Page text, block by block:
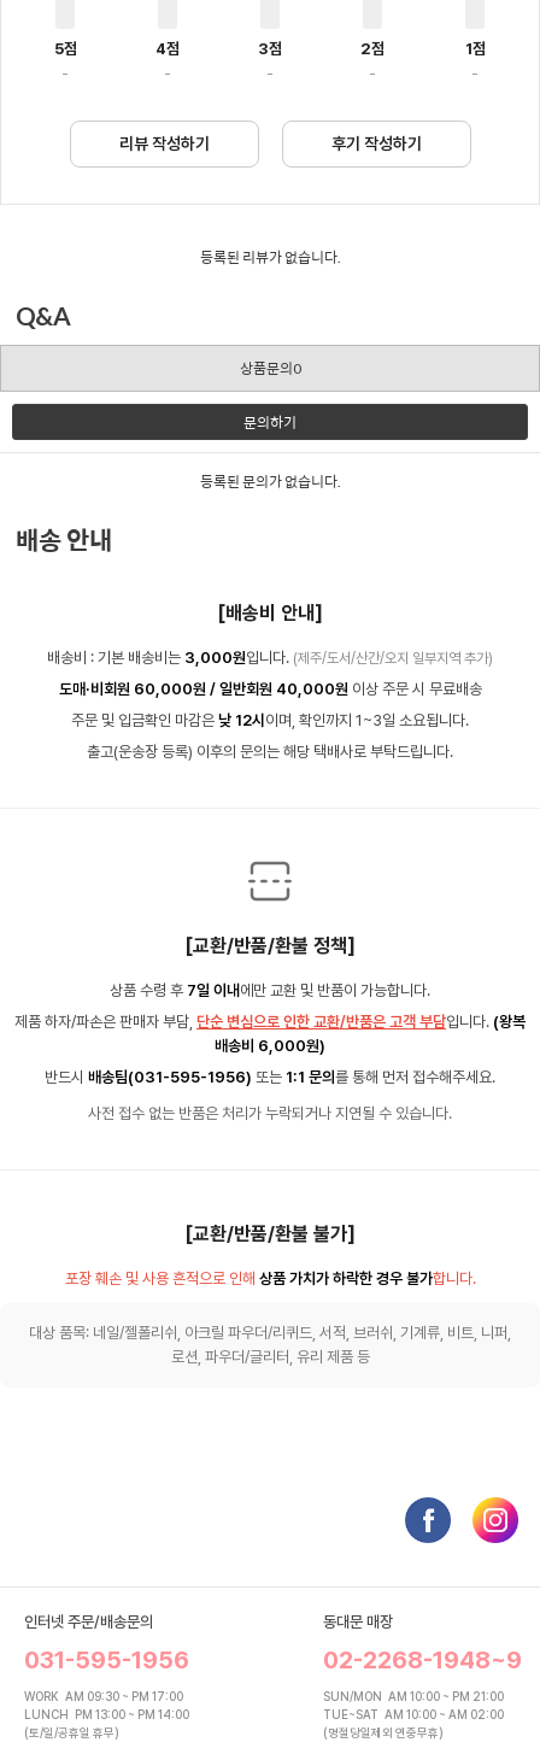
5점
-
4점
-
3점
-
2점
-
1점
-
리뷰 작성하기 후기 작성하기
등록된 리뷰가 없습니다.
Q&A
상품문의0
문의하기
등록된 문의가 없습니다.
배송 안내
[배송비 안내]
배송비 : 기본 배송비는 3,000원입니다. (제주/도서/산간/오지 일부지역 추가)
도매·비회원 60,000원 / 일반회원 40,000원 이상 주문 시 무료배송
주문 및 입금확인 마감은 낮 12시 이며, 확인까지 1~3일 소요됩니다.
출고(운송장 등록) 이후의 문의는 해당 택배사로 부탁드립니다.
[교환/반품/환불 정책]
상품 수령 후 7일 이내 에만 교환 및 반품이 가능합니다.
제품 하자/파손은 판매자 부담, 단순 변심으로 인한 교환/반품은 고객 부담입니다. (왕복
배송비 6,000원)
반드시 배송팀(031-595-1956) 또는 1:1 문의 를 통해 먼저 접수해주세요.
사전 접수 없는 반품은 처리가 누락되거나 지연될 수 있습니다.
[교환/반품/환불 불가]
포장 훼손 및 사용 흔적으로 인해 상품 가치가 하락한 경우 불가합니다.
대상 품목: 네일/젤폴리쉬, 아크릴 파우더/리퀴드, 서적, 브러쉬, 기계류, 비트, 니퍼,
로션, 파우더/글리터, 유리 제품 등
인터넷 주문/배송문의
031-595-1956
WORK AM 09:30 ~ PM 17:00
LUNCH PM 13:00 ~ PM 14:00
(토/일/공휴일 휴무)
동대문 매장
02-2268-1948~9
SUN/MON AM 10:00 ~ PM 21:00
TUE~SAT AM 10:00 ~ AM 02:00
(명절당일제외 연중무휴)